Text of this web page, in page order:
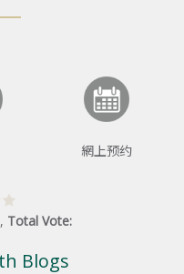
網上预约
, Total Vote:
Blogs